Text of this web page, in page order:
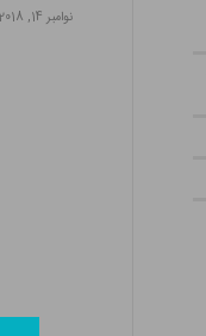
نوامبر 14, 2018